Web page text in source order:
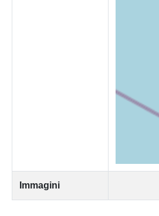
Immagini